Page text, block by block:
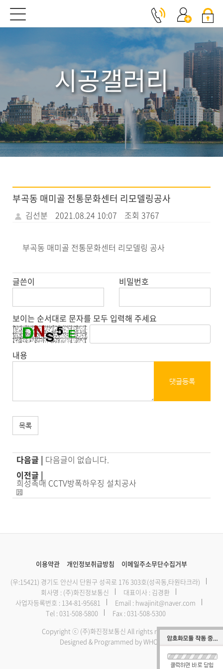
시공갤러리
부곡동 매미골 전통문화센터 리모델링공사
김선분 2021.08.24 10:07 조회 3767
부곡동 매미골 전통문화센터 리모델링 공사
글쓴이 비밀번호
보이는 순서대로 문자를 모두 입력해 주세요
내용
댓글등록
목록
다음글 | 다음글이 없습니다.
이전글 |
희성촉매 CCTV방폭하우징 설치공사
이용약관 개인정보취급방침
이메일주소무단수집거부
(우:15421) 경기도 안산시 단원구 성곡로 176 303호(성곡동,타원타크라)
회사명 : (주)화진정보통신
대표이사 : 김경환
사업자등록번호 : 134-81-95681
Email : hwajinit@naver.com
Tel : 031-508-5800
Fax : 031-508-5300
Copyright ⓒ (주)화진정보통신 All rights reserved.
Designed & Programmed by WHOIS